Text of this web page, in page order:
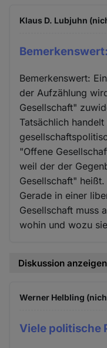
Klaus D. Lubjuhn
Bemerkenswert:
der Aufzählung
Gesellschaft"
Tatsächlich
"Offene
weil der der
Gesellschaft" heißt.
Gerade in einer
Gesellschaft muss
wohin und wozu
Diskussion anzeigen
Werner Helbling
Viele politische